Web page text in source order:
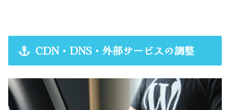
CDN・DNS・外部サービスの調整